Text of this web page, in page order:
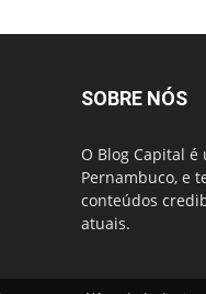
SOBRE NÓS
O Blog Capital
Pernambuco, e
conteúdos
atuais.